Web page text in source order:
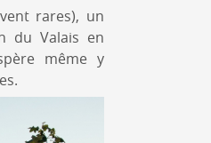
rares), un
du Valais en
même y